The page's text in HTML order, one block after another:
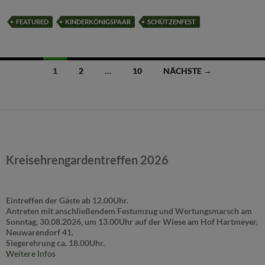
FEATURED KINDERKÖNIGSPAAR SCHÜTZENFEST
Beitragsnavigation
1 2 … 10 NÄCHSTE →
Kreisehrengardentreffen 2026
Eintreffen der Gäste ab 12.00Uhr.
Antreten mit anschließendem Festumzug und Wertungsmarsch am
Sonntag, 30.08.2026, um 13.00Uhr auf der Wiese am Hof Hartmeyer,
Neuwarendorf 41.
Siegerehrung ca. 18.00Uhr.
Weitere Infos